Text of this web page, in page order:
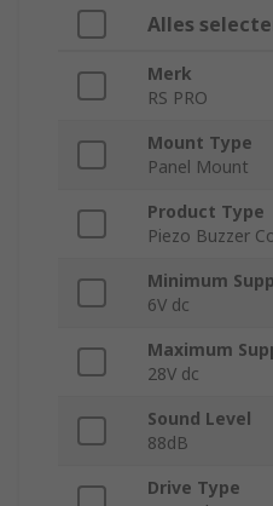
Alles
Merk
RS PRO
Mount Type
Panel Mount
Product Type
Piezo Buzzer
Minimum
6V dc
Maximum
28V dc
Sound Level
88dB
Drive Type